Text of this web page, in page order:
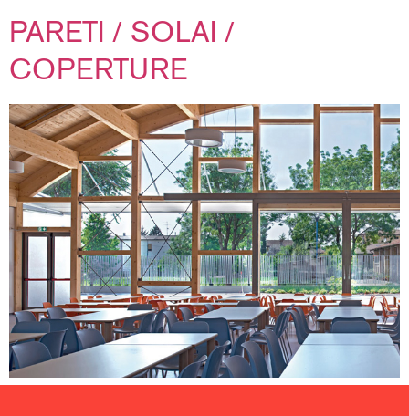
PARETI / SOLAI /
COPERTURE